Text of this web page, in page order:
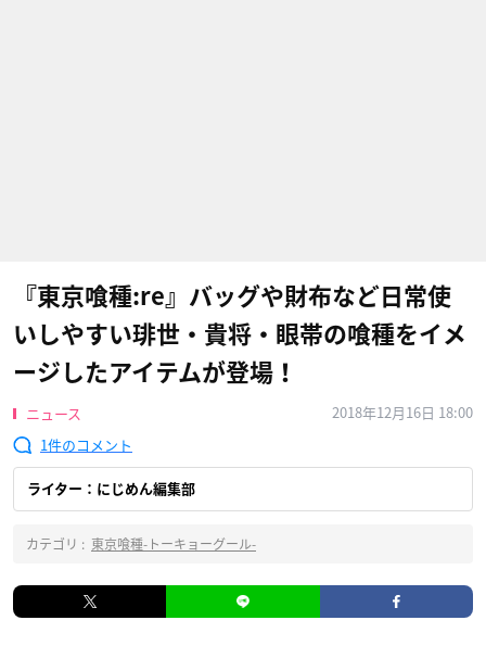
『東京喰種:re』バッグや財布など日常使
いしやすい琲世・貴将・眼帯の喰種をイメ
ージしたアイテムが登場！
ニュース
2018年12月16日 18:00
1
ライター：にじめん編集部
カテゴリ : 東京喰種-トーキョーグール-